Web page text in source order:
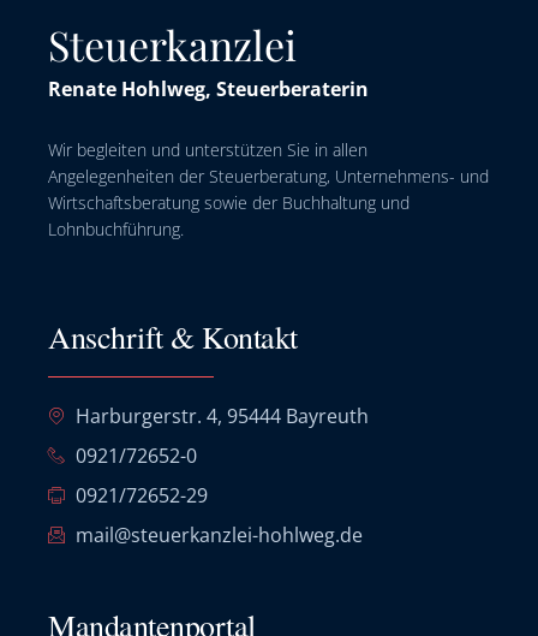
Steuerkanzlei
Renate Hohlweg, Steuerberaterin
Wir begleiten und unterstützen Sie in allen
Angelegenheiten der Steuerberatung, Unternehmens- und
Wirtschaftsberatung sowie der Buchhaltung und
Lohnbuchführung.
Anschrift & Kontakt
Harburgerstr. 4, 95444 Bayreuth
0921/72652-0
0921/72652-29
mail@steuerkanzlei-hohlweg.de
Mandantenportal